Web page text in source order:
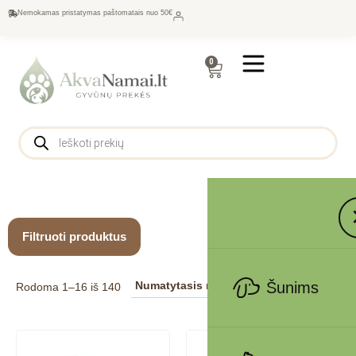
Nemokamas pristatymas paštomatais nuo 50€
0
Šunims
Filtruoti produktus
Rodoma 1–16 iš 140